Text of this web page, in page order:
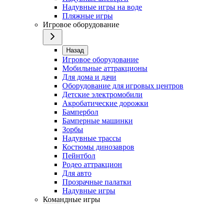
Надувные игры на воде
Пляжные игры
Игровое оборудование
Назад
Игровое оборудование
Мобильные аттракционы
Для дома и дачи
Оборудование для игровых центров
Детские электромобили
Акробатические дорожки
Бампербол
Бамперные машинки
Зорбы
Надувные трассы
Костюмы динозавров
Пейнтбол
Родео аттракцион
Для авто
Прозрачные палатки
Надувные игры
Командные игры